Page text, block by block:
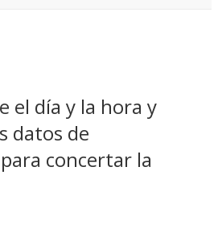
el día y la hora y
datos de
concertar la